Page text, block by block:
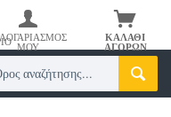
ΚΑΛΆΘΙ
ΑΓΟΡΏΝ
ΜΟΥ